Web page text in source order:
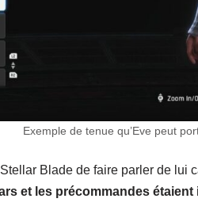
Exemple de tenue qu’Eve peut
Blade de faire parler de lui
et les précommandes étaient